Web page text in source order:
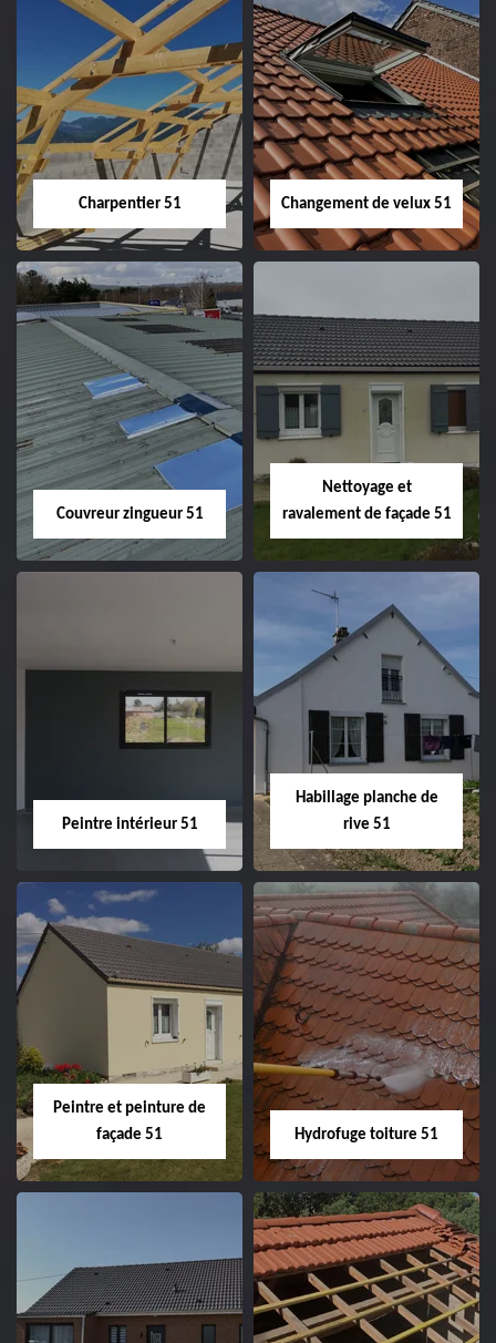
Entreprise de
couverture 51
Démoussage de
toiture 51
Charpentier 51
Charpentier 51
Changement de velux 51
Changement de
velux 51
Couvreur zingueur 51
51
Nettoyage et
ravalement de façade 51
Nettoyage et
ravalement de
façade 51
Peintre intérieur 51
Peintre intérieur
Habillage planche de
rive 51
Habillage planche
de rive 51
Peintre et peinture de
façade 51
Peintre et peinture
de façade 51
Hydrofuge toiture 51
Hydrofuge toiture
51